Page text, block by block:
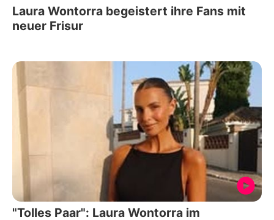
Laura Wontorra begeistert ihre Fans mit
neuer Frisur
"Tolles Paar": Laura Wontorra im